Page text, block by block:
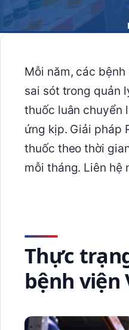
Mỗi năm, các
sai sót trong quản
thuốc luân chuyển
ứng kịp. Giải pháp
thuốc theo thời
mỗi tháng. Liên hệ
Thực
bệnh viện